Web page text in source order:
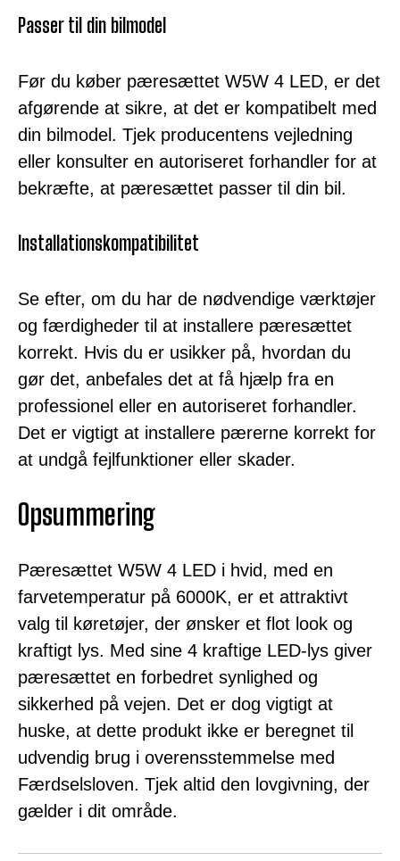
Passer til din bilmodel
Før du køber pæresættet W5W 4 LED, er det
afgørende at sikre, at det er kompatibelt med
din bilmodel. Tjek producentens vejledning
eller konsulter en autoriseret forhandler for at
bekræfte, at pæresættet passer til din bil.
Installationskompatibilitet
Se efter, om du har de nødvendige værktøjer
og færdigheder til at installere pæresættet
korrekt. Hvis du er usikker på, hvordan du
gør det, anbefales det at få hjælp fra en
professionel eller en autoriseret forhandler.
Det er vigtigt at installere pærerne korrekt for
at undgå fejlfunktioner eller skader.
Opsummering
Pæresættet W5W 4 LED i hvid, med en
farvetemperatur på 6000K, er et attraktivt
valg til køretøjer, der ønsker et flot look og
kraftigt lys. Med sine 4 kraftige LED-lys giver
pæresættet en forbedret synlighed og
sikkerhed på vejen. Det er dog vigtigt at
huske, at dette produkt ikke er beregnet til
udvendig brug i overensstemmelse med
Færdselsloven. Tjek altid den lovgivning, der
gælder i dit område.